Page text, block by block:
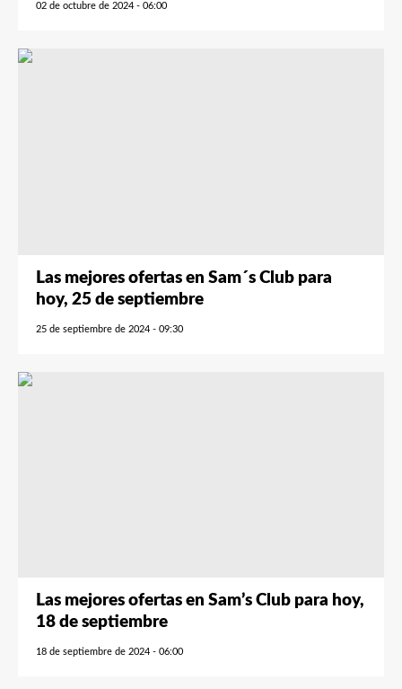
02 de octubre de 2024 - 06:00
Las mejores ofertas en Sam´s Club para
hoy, 25 de septiembre
25 de septiembre de 2024 - 09:30
Las mejores ofertas en Sam’s Club para hoy,
18 de septiembre
18 de septiembre de 2024 - 06:00